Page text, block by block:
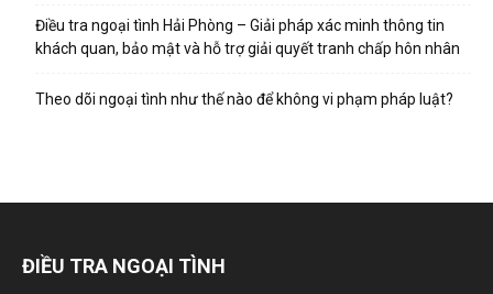
Điều tra ngoại tình Hải Phòng – Giải pháp xác minh thông tin
khách quan, bảo mật và hỗ trợ giải quyết tranh chấp hôn nhân
Theo dõi ngoại tình như thế nào để không vi phạm pháp luật?
ĐIỀU TRA NGOẠI TÌNH